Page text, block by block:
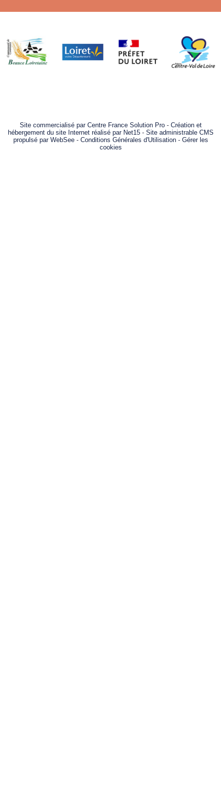
Site commercialisé par Centre France Solution Pro- Création et
hébergement du site Internet réalisé par Net15- Site administrable CMS
propulsé par WebSee- Conditions Générales d'Utilisation- Gérer les
cookies